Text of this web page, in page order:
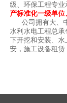
级、环保工程专业
产标准化一级单位
公司拥有大、中
水利水电工程总
下开挖和安装、水
安，施工设备租赁